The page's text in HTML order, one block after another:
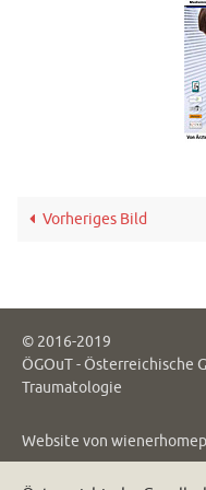
Vorheriges Bild
© 2016-2019
ÖGOuT - Österreichische
Traumatologie
Website von